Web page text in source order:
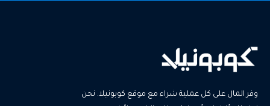
وفر المال على كل عملية شراء مع موقع كوبونيلا. نحن